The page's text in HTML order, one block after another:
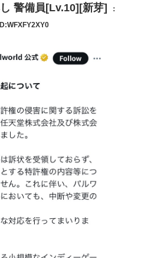
警備員[Lv.10][新芽] ：
ID:WFXFY2XY0